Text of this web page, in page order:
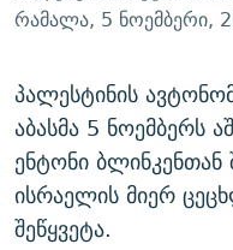
ПРИВЕТ ᲙᲣᲚᲢᲣᲠᲐ
რამალა, 5 ნოემბერი,
პალესტინის
აბასმა 5 ნოემბერს
ენტონი
ისრაელის მიერ
შეწყვეტა.